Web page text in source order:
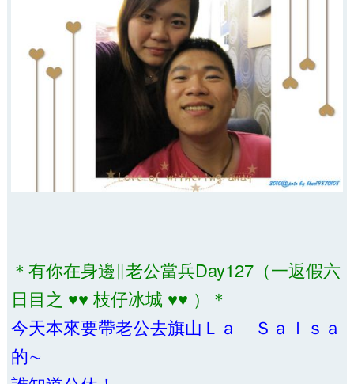
＊有你在身邊∥老公當兵Day127（一返假六
日目之 ♥♥ 枝仔冰城 ♥♥ ）＊
今天本來要帶老公去旗山Ｌａ Ｓａｌｓａ
的∼